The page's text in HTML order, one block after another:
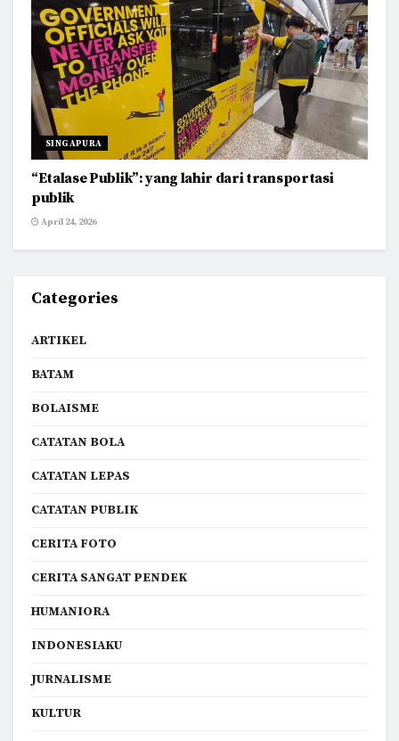
SINGAPURA
“Etalase Publik”: yang lahir dari transportasi
publik
April 24, 2026
Categories
ARTIKEL
BATAM
BOLAISME
CATATAN BOLA
CATATAN LEPAS
CATATAN PUBLIK
CERITA FOTO
CERITA SANGAT PENDEK
HUMANIORA
INDONESIAKU
JURNALISME
KULTUR